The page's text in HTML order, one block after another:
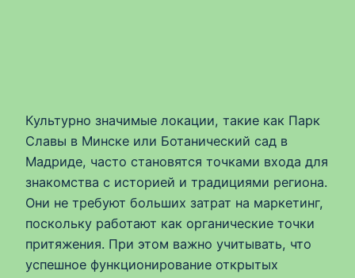
Культурно значимые локации, такие как Парк
Славы в Минске или Ботанический сад в
Мадриде, часто становятся точками входа для
знакомства с историей и традициями региона.
Они не требуют больших затрат на маркетинг,
поскольку работают как органические точки
притяжения. При этом важно учитывать, что
успешное функционирование открытых